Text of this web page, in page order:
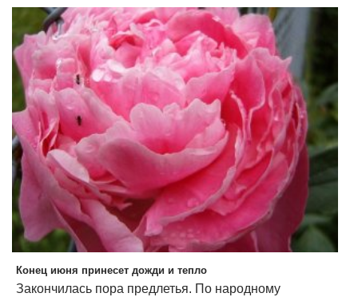
Конец июня принесет дожди и тепло
Закончилась пора предлетья. По народному